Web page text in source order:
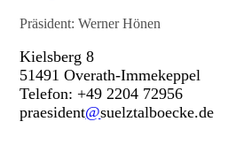
Präsident: Werner Hönen
Kielsberg 8
51491 Overath-Immekeppel
Telefon: +49 2204 72956
praesident@suelztalboecke.de